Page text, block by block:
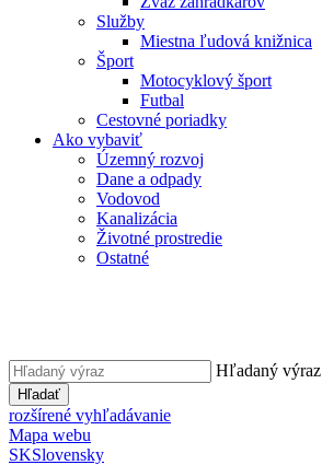
Služby
Miestna ľudová knižnica
Šport
Motocyklový šport
Futbal
Cestovné poriadky
Ako vybaviť
Územný rozvoj
Dane a odpady
Vodovod
Kanalizácia
Životné prostredie
Ostatné
Hľadaný výraz
Hľadať
rozšírené vyhľadávanie
Mapa webu
SKSlovensky